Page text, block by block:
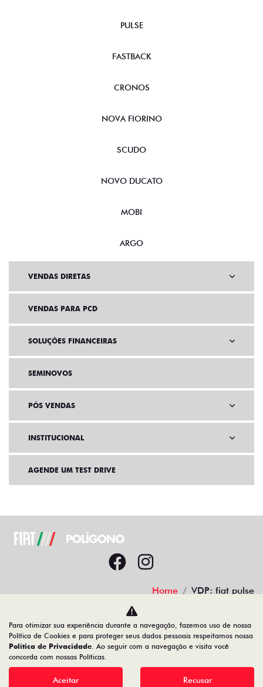
PULSE
FASTBACK
CRONOS
NOVA FIORINO
SCUDO
NOVO DUCATO
MOBI
ARGO
VENDAS DIRETAS
VENDAS PARA PCD
SOLUÇÕES FINANCEIRAS
SEMINOVOS
PÓS VENDAS
INSTITUCIONAL
AGENDE UM TEST DRIVE
Home VDP: fiat pulse
Desacelere. Seu bem maior é a vida.
19.122.936/0001-13
Para otimizar sua experiência durante a navegação, fazemos uso de nossa
Política de Cookies e para proteger seus dados pessoais respeitamos nossa
Política de Privacidade. Ao seguir com a navegação e visita você
concorda com nossas Políticas.
Aceitar Recusar